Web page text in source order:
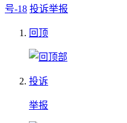
号-18 投诉举报
回顶
投诉
举报